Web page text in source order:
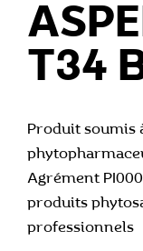
T34
Produit soumis
Agrément
produits
professionnels